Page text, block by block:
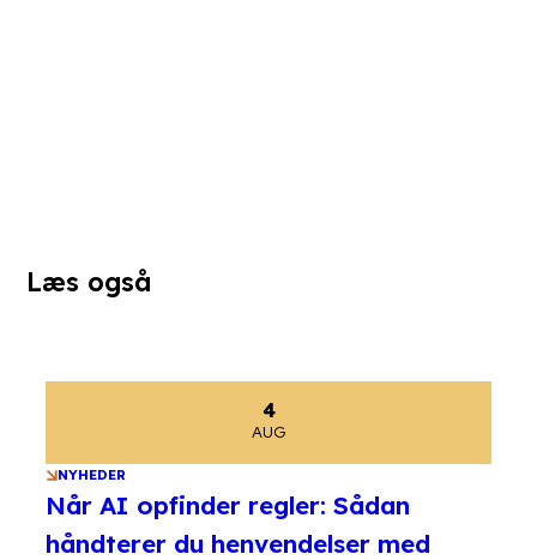
Læs også
4
AUG
NYHEDER
Når AI opfinder regler: Sådan
håndterer du henvendelser med